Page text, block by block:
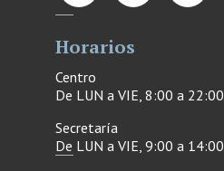
Horarios
Centro
De LUN a VIE, 8:00 a 22:00
Secretaría
De LUN a VIE, 9:00 a 14:00